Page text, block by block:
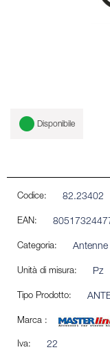
Disponibile
Codice: 82.23402
EAN:
Categoria:
Unità di misura: Pz
Tipo Prodotto:
Marca :
Iva: 22